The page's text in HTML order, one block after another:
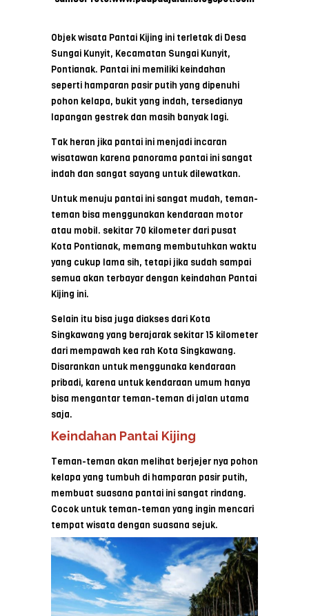
Objek wisata Pantai Kijing ini terletak di Desa
Sungai Kunyit, Kecamatan Sungai Kunyit,
Pontianak. Pantai ini memiliki keindahan
seperti hamparan pasir putih yang dipenuhi
pohon kelapa, bukit yang indah, tersedianya
lapangan gestrek dan masih banyak lagi.
Tak heran jika pantai ini menjadi incaran
wisatawan karena panorama pantai ini sangat
indah dan sangat sayang untuk dilewatkan.
Untuk menuju pantai ini sangat mudah, teman-
teman bisa menggunakan kendaraan motor
atau mobil. sekitar 70 kilometer dari pusat
Kota Pontianak, memang membutuhkan waktu
yang cukup lama sih, tetapi jika sudah sampai
semua akan terbayar dengan keindahan Pantai
Kijing ini.
Selain itu bisa juga diakses dari Kota
Singkawang yang berajarak sekitar 15 kilometer
dari mempawah kea rah Kota Singkawang.
Disarankan untuk menggunaka kendaraan
pribadi, karena untuk kendaraan umum hanya
bisa mengantar teman-teman di jalan utama
saja.
Keindahan Pantai Kijing
Teman-teman akan melihat berjejer nya pohon
kelapa yang tumbuh di hamparan pasir putih,
membuat suasana pantai ini sangat rindang.
Cocok untuk teman-teman yang ingin mencari
tempat wisata dengan suasana sejuk.